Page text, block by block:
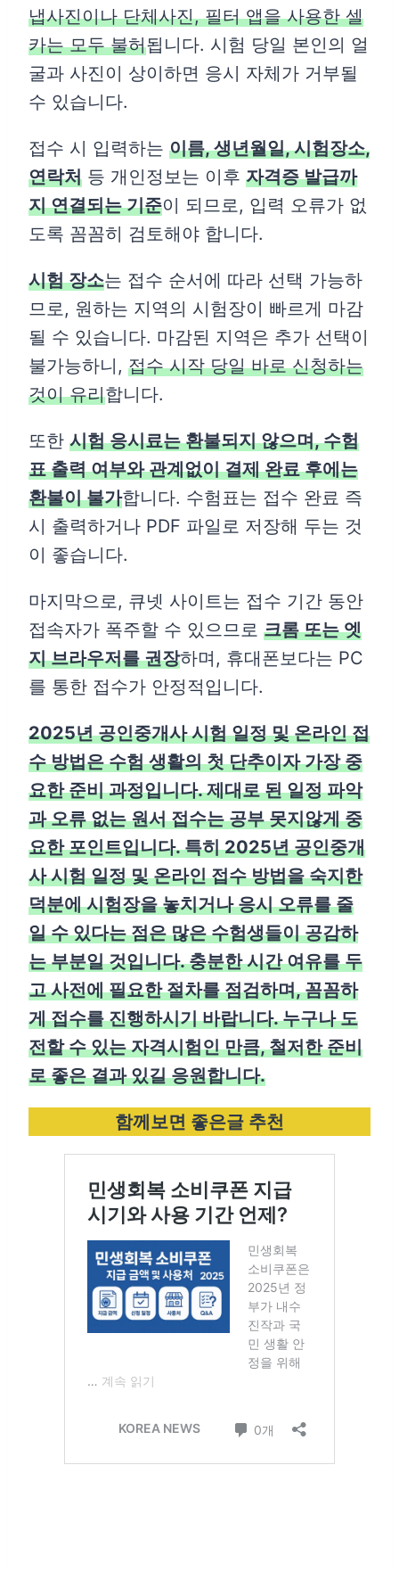
냅사진이나 단체사진, 필터 앱을 사용한 셀
카는 모두 불허됩니다. 시험 당일 본인의 얼
굴과 사진이 상이하면 응시 자체가 거부될
수 있습니다.
접수 시 입력하는 이름, 생년월일, 시험장소,
연락처 등 개인정보는 이후 자격증 발급까
지 연결되는 기준이 되므로, 입력 오류가 없
도록 꼼꼼히 검토해야 합니다.
시험 장소는 접수 순서에 따라 선택 가능하
므로, 원하는 지역의 시험장이 빠르게 마감
될 수 있습니다. 마감된 지역은 추가 선택이
불가능하니, 접수 시작 당일 바로 신청하는
것이 유리합니다.
또한 시험 응시료는 환불되지 않으며, 수험
표 출력 여부와 관계없이 결제 완료 후에는
환불이 불가합니다. 수험표는 접수 완료 즉
시 출력하거나 PDF 파일로 저장해 두는 것
이 좋습니다.
마지막으로, 큐넷 사이트는 접수 기간 동안
접속자가 폭주할 수 있으므로 크롬 또는 엣
지 브라우저를 권장하며, 휴대폰보다는 PC
를 통한 접수가 안정적입니다.
2025년 공인중개사 시험 일정 및 온라인 접
수 방법은 수험 생활의 첫 단추이자 가장 중
요한 준비 과정입니다. 제대로 된 일정 파악
과 오류 없는 원서 접수는 공부 못지않게 중
요한 포인트입니다. 특히 2025년 공인중개
사 시험 일정 및 온라인 접수 방법을 숙지한
덕분에 시험장을 놓치거나 응시 오류를 줄
일 수 있다는 점은 많은 수험생들이 공감하
는 부분일 것입니다. 충분한 시간 여유를 두
고 사전에 필요한 절차를 점검하며, 꼼꼼하
게 접수를 진행하시기 바랍니다. 누구나 도
전할 수 있는 자격시험인 만큼, 철저한 준비
로 좋은 결과 있길 응원합니다.
함께보면 좋은글 추천